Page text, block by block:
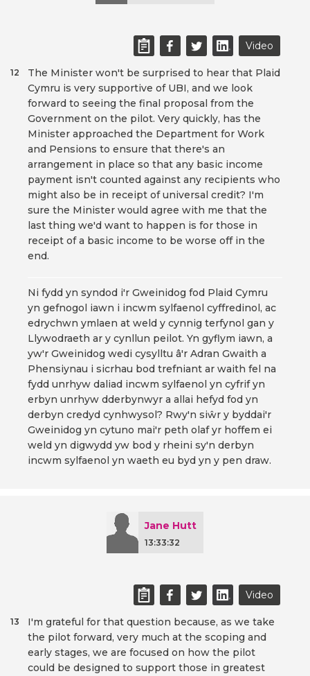
Video
The Minister won't be surprised to hear that Plaid
Cymru is very supportive of UBI, and we look
forward to seeing the final proposal from the
Government on the pilot. Very quickly, has the
Minister approached the Department for Work
and Pensions to ensure that there's an
arrangement in place so that any basic income
payment isn't counted against any recipients who
might also be in receipt of universal credit? I'm
sure the Minister would agree with me that the
last thing we'd want to happen is for those in
receipt of a basic income to be worse off in the
end.
12
Ni fydd yn syndod i'r Gweinidog fod Plaid Cymru
yn gefnogol iawn i incwm sylfaenol cyffredinol, ac
edrychwn ymlaen at weld y cynnig terfynol gan y
Llywodraeth ar y cynllun peilot. Yn gyflym iawn, a
yw'r Gweinidog wedi cysylltu â'r Adran Gwaith a
Phensiynau i sicrhau bod trefniant ar waith fel na
fydd unrhyw daliad incwm sylfaenol yn cyfrif yn
erbyn unrhyw dderbynwyr a allai hefyd fod yn
derbyn credyd cynhwysol? Rwy'n siŵr y byddai'r
Gweinidog yn cytuno mai'r peth olaf yr hoffem ei
weld yn digwydd yw bod y rheini sy'n derbyn
incwm sylfaenol yn waeth eu byd yn y pen draw.
Jane Hutt
13:33:32
Video
I'm grateful for that question because, as we take
the pilot forward, very much at the scoping and
early stages, we are focused on how the pilot
could be designed to support those in greatest
13